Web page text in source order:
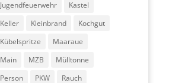
Jugendfeuerwehr
Kastel
Keller
Kleinbrand
Kochgut
Kübelspritze
Maaraue
Main
MZB
Mülltonne
Person
PKW
Rauch